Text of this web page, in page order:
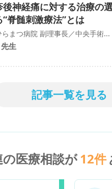
後神経痛に対する治療
脊髄刺激療法”とは
らまつ病院 副理事長／中央手術...
生
記事一覧を見る
の医療相談が12件